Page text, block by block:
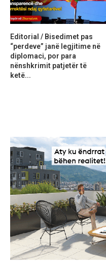
Editorial / Bisedimet pas
“perdeve” janë legjitime në
diplomaci, por para
nënshkrimit patjetër të
ketë...